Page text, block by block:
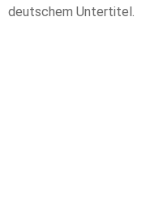
deutschem Untertitel.